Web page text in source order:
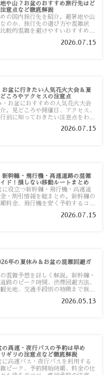
地や山？お盆のおすすめ旅行先はど
意点など徹底解説
の国内旅行先を紹介。避暑地や山
のか、旅行先の選び方や混雑状
較的混雑を避けやすいおすすめス
2026.07.15
お盆に行きたい人気花火大会＆夏
ころやアクセスの注意点
・お盆におすすめの人気花火大会
。見どころや開催日、アクセス、
前に知っておきたい注意点をわか
2026.07.15
新幹線・飛行機・高速道路の混雑
ド！損しない移動ルートまとめ
に役立つ新幹線・飛行機・高速道
・割引情報を総まとめ。新幹線の
料金、飛行機を安く予約するコ
かりやすく解説します。2026.07.15
年の夏休み＆お盆の混雑回避ガ
混雑予想を詳しく解説。新幹線・
路のピーク時間、渋滞回避方法、
光地、交通手段別の特徴まで旅行
2026.05.13
の高速・夜行バスの予約は早め
ギリの注意点など徹底解説
高速バス・夜行バスを利用する
ピーク、予約開始時期、料金の仕